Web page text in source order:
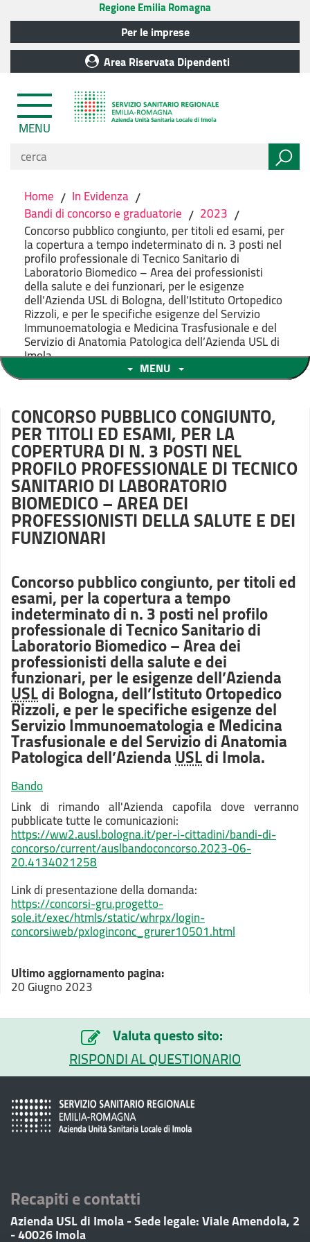
Regione Emilia Romagna
Per le imprese
Area Riservata Dipendenti
MENU
Home / In Evidenza /
Bandi di concorso e graduatorie / 2023 /
Concorso pubblico congiunto, per titoli ed esami, per
la copertura a tempo indeterminato di n. 3 posti nel
profilo professionale di Tecnico Sanitario di
Laboratorio Biomedico – Area dei professionisti
della salute e dei funzionari, per le esigenze
dell’Azienda USL di Bologna, dell’Istituto Ortopedico
Rizzoli, e per le specifiche esigenze del Servizio
Immunoematologia e Medicina Trasfusionale e del
Servizio di Anatomia Patologica dell’Azienda USL di
Imola.
MENU
CONCORSO PUBBLICO CONGIUNTO,
PER TITOLI ED ESAMI, PER LA
COPERTURA DI N. 3 POSTI NEL
PROFILO PROFESSIONALE DI TECNICO
SANITARIO DI LABORATORIO
BIOMEDICO – AREA DEI
PROFESSIONISTI DELLA SALUTE E DEI
FUNZIONARI
Concorso pubblico congiunto, per titoli ed
esami, per la copertura a tempo
indeterminato di n. 3 posti nel profilo
professionale di Tecnico Sanitario di
Laboratorio Biomedico – Area dei
professionisti della salute e dei
funzionari, per le esigenze dell’Azienda
USLdi Bologna, dell’Istituto Ortopedico
Rizzoli, e per le specifiche esigenze del
Servizio Immunoematologia e Medicina
Trasfusionale e del Servizio di Anatomia
Patologica dell’AziendaUSLdi Imola.
Bando
Link di rimando all'Azienda capofila dove verranno
pubblicate tutte le comunicazioni:
https://ww2.ausl.bologna.it/per-i-cittadini/bandi-di-
concorso/current/auslbandoconcorso.2023-06-
20.4134021258
Link di presentazione della domanda:
https://concorsi-gru.progetto-
sole.it/exec/htmls/static/whrpx/login-
concorsiweb/pxloginconc_grurer10501.html
Ultimo aggiornamento pagina:
20 Giugno 2023
Valuta questo sito:
RISPONDI AL QUESTIONARIO
Recapiti e contatti
Azienda USL di Imola - Sede legale: Viale Amendola, 2
- 40026 Imola